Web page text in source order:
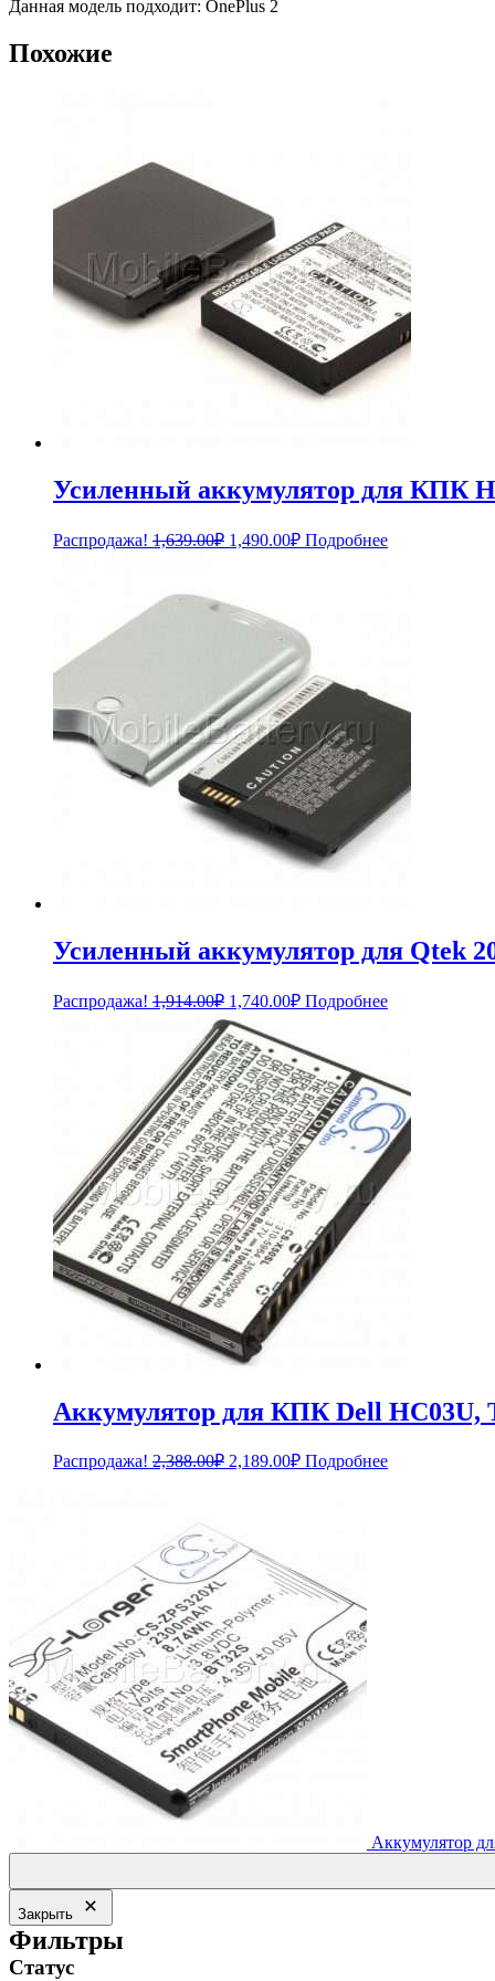
Данная модель подходит: OnePlus 2
Похожие
Усиленный аккумулятор для КПК
Распродажа! 1,639.00₽ Первоначальная
1,490.00₽Текущая
цена:
Подробнее
Усиленный аккумулятор для Qtek
Распродажа! 1,914.00₽ Первоначальная
цена
составляла
1,914.00₽.
1,740.00₽Текущая
цена:
Подробнее
Аккумулятор для КПК Dell HC03U,
Распродажа! 2,388.00₽ Первоначальная
2,189.00₽Текущая
Подробнее
Аккумулятор
Закрыть
Фильтры
Статус